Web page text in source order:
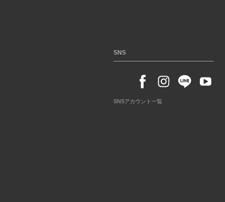
SNS
SNSアカウント一覧